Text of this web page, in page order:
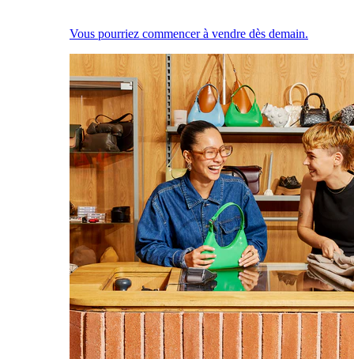
Vous pourriez commencer à vendre dès demain.